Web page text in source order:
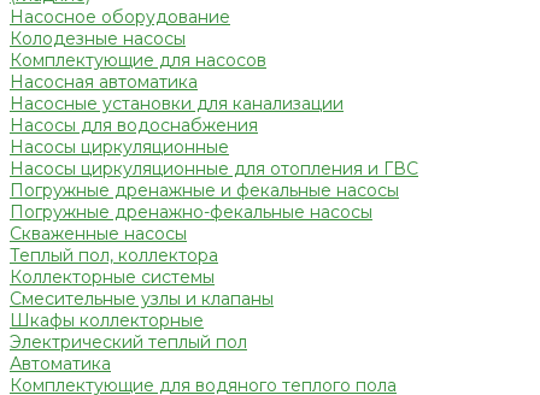
Насосное оборудование
Колодезные насосы
Комплектующие для насосов
Насосная автоматика
Насосные установки для канализации
Насосы для водоснабжения
Насосы циркуляционные
Насосы циркуляционные для отопления и ГВС
Погружные дренажные и фекальные насосы
Погружные дренажно-фекальные насосы
Скваженные насосы
Теплый пол, коллектора
Коллекторные системы
Смесительные узлы и клапаны
Шкафы коллекторные
Электрический теплый пол
Автоматика
Комплектующие для водяного теплого пола